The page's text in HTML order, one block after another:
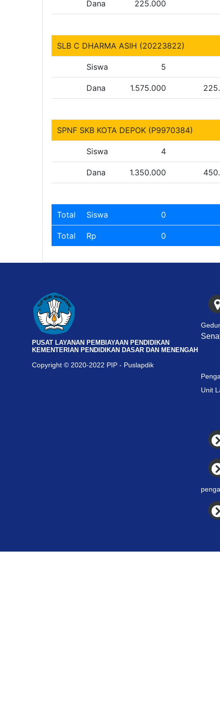
Dana 225.000
SLB C DHARMA ASIH (20223822)
Siswa 5
Dana 1.575.000
SPNF SKB KOTA DEPOK (P9970384)
Siswa 4
Dana 1.350.000
Total Siswa 0
Total Rp 0
PUSAT LAYANAN PEMBIAYAAN PENDIDIKAN
KEMENTERIAN PENDIDIKAN DASAR DAN MENENGAH
Copyright © 2020-2022 PIP - Puslapdik
Unit